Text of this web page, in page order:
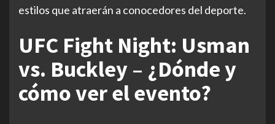
estilos que atraerán a conocedores del deporte.
UFC Fight Night: Usman
vs. Buckley – ¿Dónde y
cómo ver el evento?